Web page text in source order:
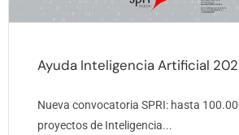
Ayuda Inteligencia Artificial
Nueva convocatoria SPRI: hasta
proyectos de Inteligencia...